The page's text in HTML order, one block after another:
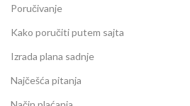
Poručivanje
Kako poručiti putem sajta
Izrada plana sadnje
Najčešća pitanja